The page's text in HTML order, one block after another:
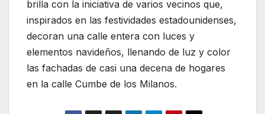
brilla con la iniciativa de varios vecinos que,
inspirados en las festividades estadounidenses,
decoran una calle entera con luces y
elementos navideños, llenando de luz y color
las fachadas de casi una decena de hogares
en la calle Cumbe de los Milanos.